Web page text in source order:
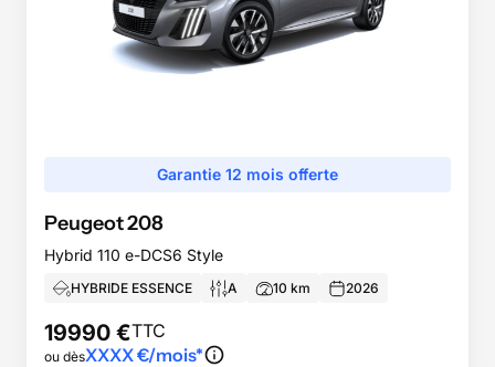
Garantie 12 mois offerte
Peugeot208
Hybrid 110 e-DCS6 Style
HYBRIDE ESSENCE A 10 km 2026
19990 €TTC
ou dèsXXXX€/mois*